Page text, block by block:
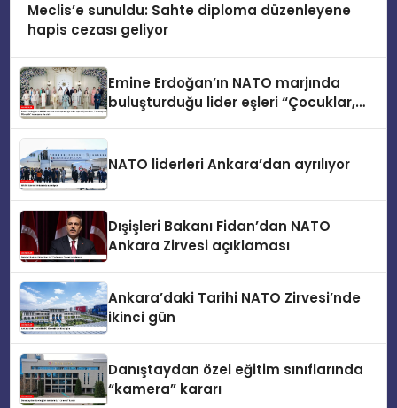
Meclis’e sunuldu: Sahte diploma düzenleyene
hapis cezası geliyor
Emine Erdoğan’ın NATO marjında
buluşturduğu lider eşleri “Çocuklar,
NATO liderleri Ankara’dan ayrılıyor
Dışişleri Bakanı Fidan’dan NATO
Ankara Zirvesi açıklaması
Ankara’daki Tarihi NATO Zirvesi’nde
ikinci gün
Danıştaydan özel eğitim sınıflarında
“kamera” kararı